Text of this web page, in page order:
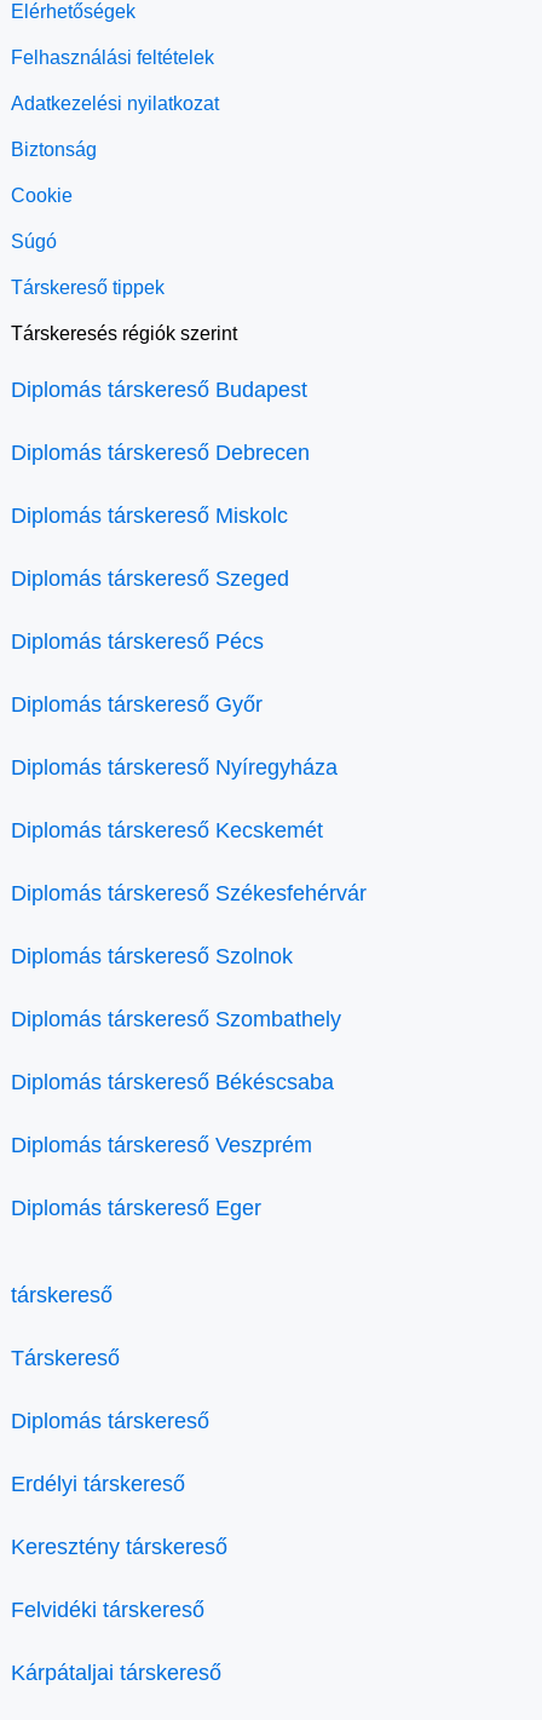
Elérhetőségek
Felhasználási feltételek
Adatkezelési nyilatkozat
Biztonság
Cookie
Súgó
Társkereső tippek
Társkeresés régiók szerint
Diplomás társkereső Budapest
Diplomás társkereső Debrecen
Diplomás társkereső Miskolc
Diplomás társkereső Szeged
Diplomás társkereső Pécs
Diplomás társkereső Győr
Diplomás társkereső Nyíregyháza
Diplomás társkereső Kecskemét
Diplomás társkereső Székesfehérvár
Diplomás társkereső Szolnok
Diplomás társkereső Szombathely
Diplomás társkereső Békéscsaba
Diplomás társkereső Veszprém
Diplomás társkereső Eger
társkereső
Társkereső
Diplomás társkereső
Erdélyi társkereső
Keresztény társkereső
Felvidéki társkereső
Kárpátaljai társkereső